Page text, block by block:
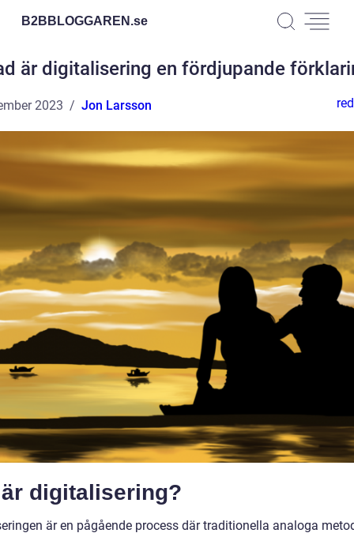
B2BBLOGGAREN.se
är digitalisering en fördjupande
2023 Jon Larsson
är digitalisering?
är en pågående process där traditionella analoga